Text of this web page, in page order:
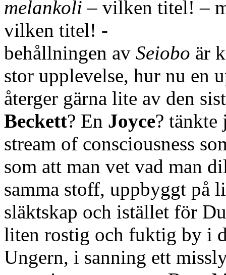
melankoli – vilken titel! –
vilken titel! -
behållningen av Seiobo är
stor upplevelse, hur nu en
återger gärna lite av den
Beckett? En Joyce? tänkte
stream of consciousness
som att man vet vad man
samma stoff, uppbyggt på
släktskap och istället för
liten rostig och fuktig by i
Ungern, i sanning ett